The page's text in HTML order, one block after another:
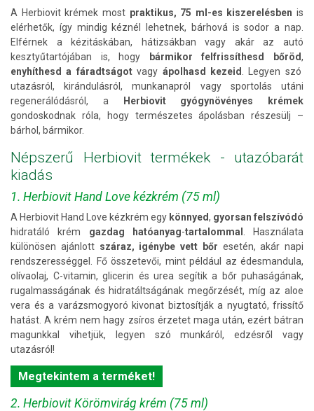
A Herbiovit krémek most praktikus, 75 ml-es kiszerelésben is
elérhetők, így mindig kéznél lehetnek, bárhová is sodor a nap.
Elférnek a kézitáskában, hátizsákban vagy akár az autó
kesztyűtartójában is, hogy
bármikor felfrissíthesd bőröd,
enyhíthesd a fáradtságotvagy ápolhasd kezeid
. Legyen szó
utazásról, kirándulásról, munkanapról vagy sportolás utáni
regenerálódásról, a
Herbiovit gyógynövényes krémek
gondoskodnak róla, hogy természetes ápolásban részesülj –
bárhol, bármikor.
Népszerű Herbiovit termékek - utazóbarát
kiadás
1. Herbiovit Hand Love kézkrém (75 ml)
A Herbiovit Hand Love kézkrém egy könnyed, gyorsan felszívódó
hidratáló krém gazdag hatóanyag-tartalommal
. Használata
különösen ajánlott száraz, igénybe vett bőr esetén, akár napi
rendszerességgel. Fő összetevői, mint például az édesmandula,
olívaolaj, C-vitamin, glicerin és urea segítik a bőr puhaságának,
rugalmasságának és hidratáltságának megőrzését, míg az aloe
vera és a varázsmogyoró kivonat biztosítják a nyugtató, frissítő
hatást. A krém nem hagy zsíros érzetet maga után, ezért bátran
magunkkal vihetjük, legyen szó munkáról, edzésről vagy
utazásról!
Megtekintem a terméket!
2. Herbiovit Körömvirág krém (75 ml)